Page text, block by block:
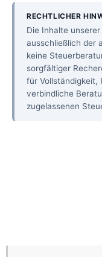
RECHTLICHER
Die Inhalte
ausschließlich der
keine
sorgfältiger
für Vollständigkeit,
verbindliche
zugelassenen